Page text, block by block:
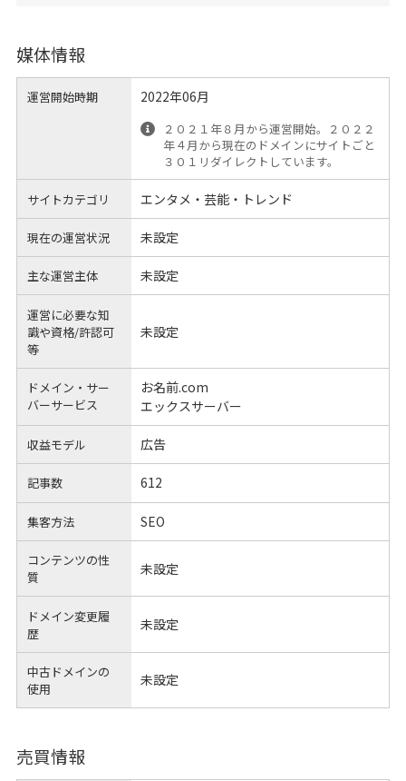
媒体情報
運営開始時期 2022年06月
２０２１年８月から運営開始。２０２２
年４月から現在のドメインにサイトごと
３０１リダイレクトしています。
サイトカテゴリ エンタメ・芸能・トレンド
現在の運営状況 未設定
主な運営主体 未設定
運営に必要な知
識や資格/許認可
等
未設定
ドメイン・サー
バーサービス
お名前.com
エックスサーバー
収益モデル 広告
記事数 612
集客方法 SEO
コンテンツの性
質
未設定
ドメイン変更履
歴
未設定
中古ドメインの
使用
未設定
売買情報